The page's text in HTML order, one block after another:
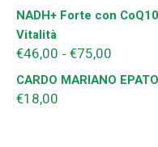
NADH+ Forte con
Vitalità
€46,00 - €75,00
di
CARDO MARIANO
€18,00